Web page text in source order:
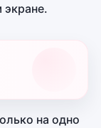
экране.
на одно